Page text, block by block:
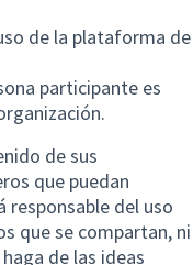
de la plataforma de
participante es
de sus
que puedan
responsable del uso
que se compartan, ni
de las ideas